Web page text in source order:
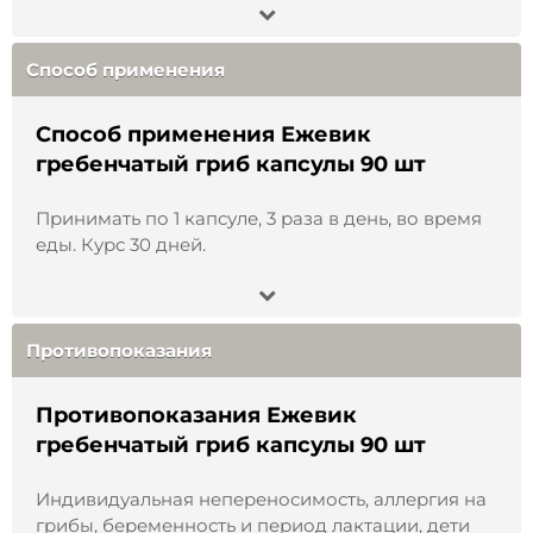
качественного сна и когнитивных функций
(памяти и концентрации);
поддержания нормального углеводного обмена в
составе здорового образа жизни;
содействия пищеварительному комфорту;
поддержания естественных защитных функций
организма;
клеточного благополучия;
поддержки естественных процессов
восстановления.
: хранить в сухом
недоступном для детей месте, защищенном от
света, при температуре не выше 25°С и
относительной влажности 60-70%.
Срок годности: 2 года.
непереносимость, беременность, лактация.
Способ применения
Способ применения Ежевик
гребенчатый гриб капсулы 90 шт
Принимать по 1 капсуле, 3 раза в день, во время
еды. Курс 30 дней.
Противопоказания
Противопоказания Ежевик
гребенчатый гриб капсулы 90 шт
Индивидуальная непереносимость, аллергия на
грибы, беременность и период лактации, дети